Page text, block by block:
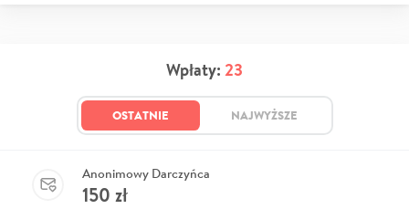
Wpłaty: 23
OSTATNIE NAJWYŻSZE
Anonimowy Darczyńca
150 zł